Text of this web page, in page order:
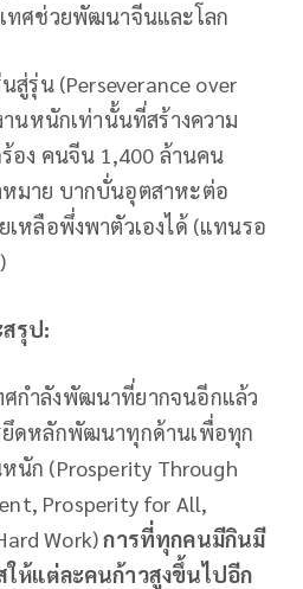
ทศช่วยพัฒนาจีนและโลก
สู่รุ่น (Perseverance over
านหนักเท่านั้นที่สร้างความ
ร้อง คนจีน 1,400 ล้านคน
มาย บากบั่นอุตสาหะต่อ
เหลือพึ่งพาตัวเองได้ (แทนรอ
สรุป:
กำลังพัฒนาที่ยากจนอีกแล้ว
ยึดหลักพัฒนาทุกด้านเพื่อทุก
นัก (Prosperity Through
Prosperity for All,
Work)การที่ทุกคนมีกินมี
ให้แต่ละคนก้าวสูงขึ้นไปอีก